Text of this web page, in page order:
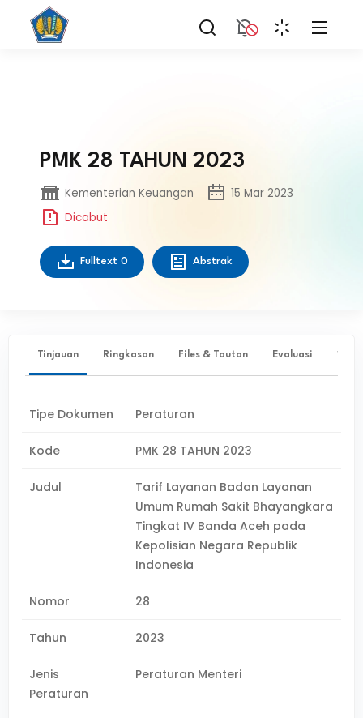
PMK 28 TAHUN 2023
Kementerian Keuangan
15 Mar 2023
Dicabut
Fulltext 0 Abstrak
Tinjauan Ringkasan Files & Tautan Evaluasi ✨
Tipe Dokumen Peraturan
Kode PMK 28 TAHUN 2023
Judul
Tarif Layanan Badan Layanan
Umum Rumah Sakit Bhayangkara
Tingkat IV Banda Aceh pada
Kepolisian Negara Republik
Indonesia
Nomor 28
Tahun 2023
Jenis
Peraturan
Peraturan Menteri